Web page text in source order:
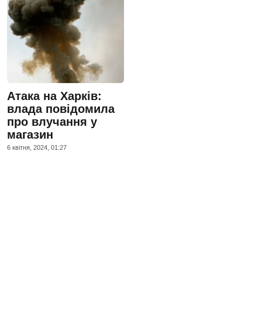
Атака на Харків:
влада повідомила
про влучання у
магазин
6 квiтня, 2024, 01:27